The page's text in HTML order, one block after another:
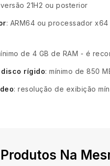
21H2 ou posterior
: ARM64 ou processador
de 4 GB de RAM - é
disco rígido: mínimo de 850
: resolução de exibição
Na